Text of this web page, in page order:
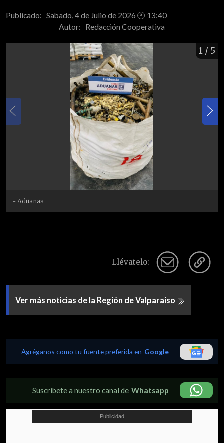
Publicado: Sabado, 4 de Julio de 2026 🕐 13:40
Autor: Redacción Cooperativa
1 / 5
- Aduanas
Llévatelo:
Ver más noticias de la Región de Valparaíso
Agréganos como tu fuente preferida en Google
Suscríbete a nuestro canal de Whatsapp